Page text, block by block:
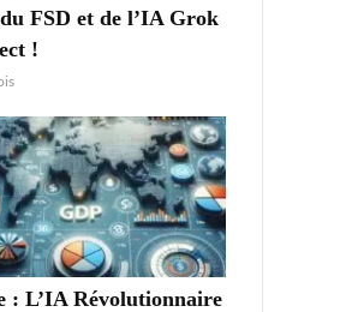
FSD et de l’IA Grok
!
: L’IA Révolutionnaire